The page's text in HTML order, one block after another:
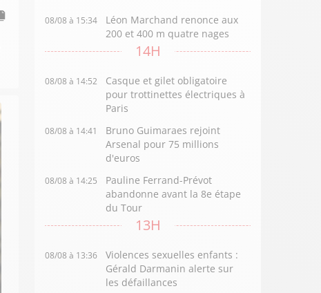
08/08 à 15:34
Léon Marchand renonce aux
200 et 400 m quatre nages
14H
08/08 à 14:52
Casque et gilet obligatoire
pour trottinettes électriques à
Paris
08/08 à 14:41
Bruno Guimaraes rejoint
Arsenal pour 75 millions
d'euros
08/08 à 14:25
Pauline Ferrand-Prévot
abandonne avant la 8e étape
du Tour
13H
08/08 à 13:36
Violences sexuelles enfants :
Gérald Darmanin alerte sur
les défaillances